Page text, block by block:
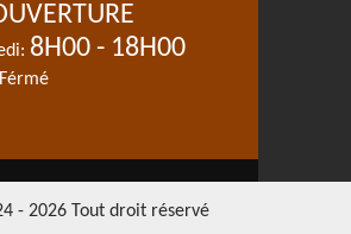
8H00 - 18H00
- 2026 Tout droit réservé